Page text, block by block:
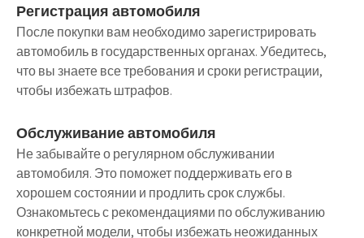
Регистрация автомобиля
После покупки вам необходимо зарегистрировать
автомобиль в государственных органах. Убедитесь,
что вы знаете все требования и сроки регистрации,
чтобы избежать штрафов.
Обслуживание автомобиля
Не забывайте о регулярном обслуживании
автомобиля. Это поможет поддерживать его в
хорошем состоянии и продлить срок службы.
Ознакомьтесь с рекомендациями по обслуживанию
конкретной модели, чтобы избежать неожиданных